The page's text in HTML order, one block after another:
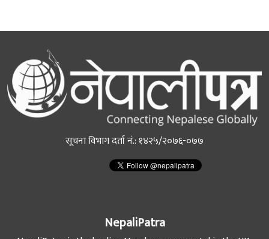
सूचना विभाग दर्ता नं.: १४२५/२०७६-०७७
NepaliPatra